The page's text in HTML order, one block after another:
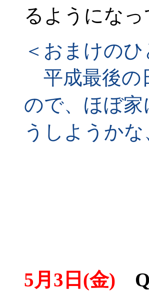
るようにな
＜おまけのひ
平成最後の
ので、ほぼ
うしようか
5月3日(金)